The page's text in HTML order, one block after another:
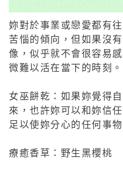
妳對於事業或戀愛都有
苦惱的傾向，但如果沒
像，似乎就不會很容易
微難以活在當下的時刻。
女巫餅乾：如果妳覺得
來，也許妳可以和妳信
足以使妳分心的任何事物
療癒香草：野生黑櫻桃